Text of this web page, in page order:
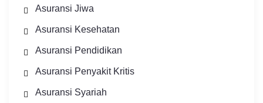
Asuransi Jiwa
Asuransi Kesehatan
Asuransi Pendidikan
Asuransi Penyakit Kritis
Asuransi Syariah